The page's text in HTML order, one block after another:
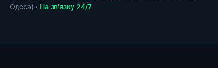
Одеса) • На зв'язку 24/7